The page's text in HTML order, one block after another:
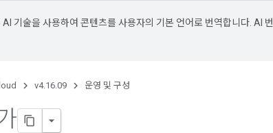
기술을 사용하여 콘텐츠를 사용자의 기본 언어로 번역합니다. AI 번
v4.16.09 운영 및 구성